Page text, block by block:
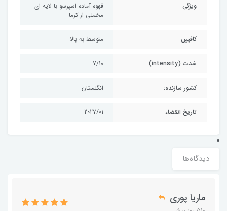
ویژگی
قهوه آماده اسپرسو با لایه ای
مخملی از کرما
کافیین متوسط به بالا
شدت (intensity) 7/10
کشور سازنده: انگلستان
تاریخ انقضاء 2027/01
دیدگاه‌ها
ماریا پوری